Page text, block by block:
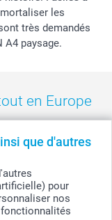
que d'autres
pour
nos
les
très demandés
A4 paysage.
en Europe
- France - Ireland